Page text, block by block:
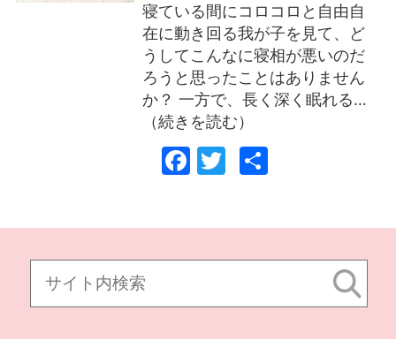
寝ている間にコロコロと自由自
在に動き回る我が子を見て、ど
うしてこんなに寝相が悪いのだ
ろうと思ったことはありません
か？ 一方で、長く深く眠れる…
（続きを読む）
Facebook
Twitter